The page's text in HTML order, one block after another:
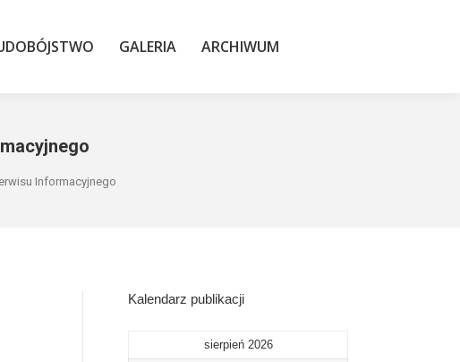
GALERIA ARCHIWUM
Informacyjnego
Kalendarz publikacji
sierpień 2026